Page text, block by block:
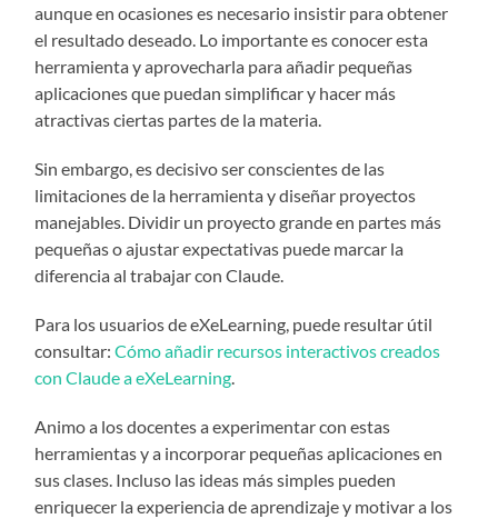
aunque en ocasiones es necesario insistir para obtener
el resultado deseado. Lo importante es conocer esta
herramienta y aprovecharla para añadir pequeñas
aplicaciones que puedan simplificar y hacer más
atractivas ciertas partes de la materia.
Sin embargo, es decisivo ser conscientes de las
limitaciones de la herramienta y diseñar proyectos
manejables. Dividir un proyecto grande en partes más
pequeñas o ajustar expectativas puede marcar la
diferencia al trabajar con Claude.
Para los usuarios de eXeLearning, puede resultar útil
consultar:Cómo añadir recursos interactivos creados
con Claude a eXeLearning.
Animo a los docentes a experimentar con estas
herramientas y a incorporar pequeñas aplicaciones en
sus clases. Incluso las ideas más simples pueden
enriquecer la experiencia de aprendizaje y motivar a los